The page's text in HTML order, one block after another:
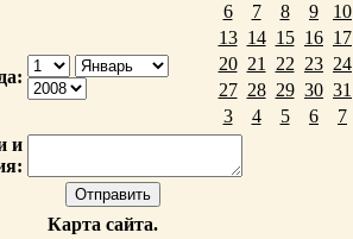
6
7 8 9 10
13 14 15 16 17
20 21 22 23 24
27 28 29 30 31
3
4 5 6 7
и
Карта сайта.